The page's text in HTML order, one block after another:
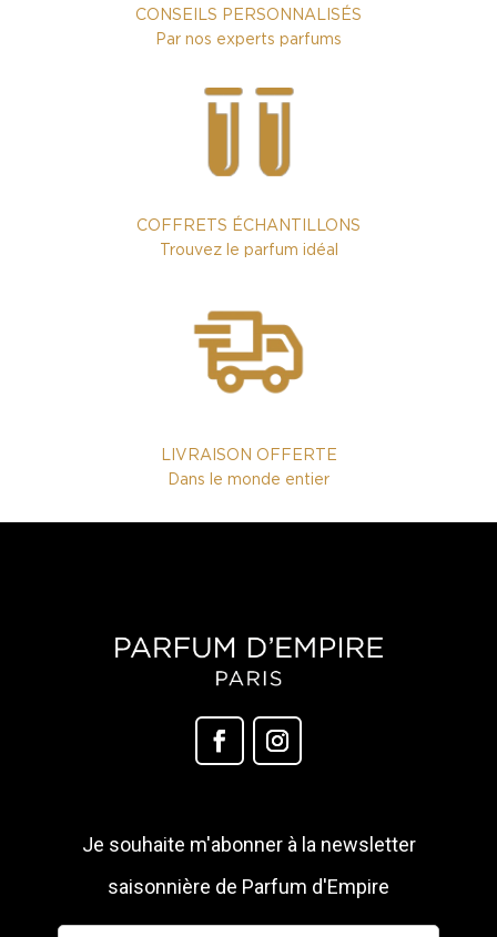
CONSEILS PERSONNALISÉS
Par nos experts parfums
COFFRETS ÉCHANTILLONS
Trouvez le parfum idéal
LIVRAISON OFFERTE
Dans le monde entier